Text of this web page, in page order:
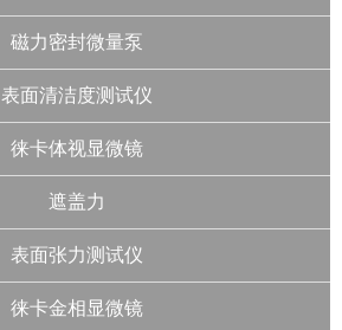
磁力密封微量泵
表面清洁度测试仪
徕卡体视显微镜
遮盖力
表面张力测试仪
徕卡金相显微镜